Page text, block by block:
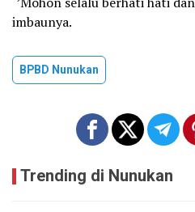
imbaunya.
BPBD Nunukan
Trending di Nunukan